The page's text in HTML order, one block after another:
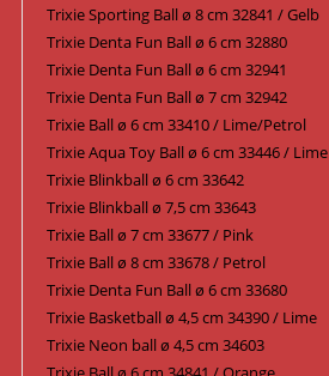
Trixie Sporting Ball ø 8 cm 32841 / Gelb
Trixie Denta Fun Ball ø 6 cm 32880
Trixie Denta Fun Ball ø 6 cm 32941
Trixie Denta Fun Ball ø 7 cm 32942
Trixie Ball ø 6 cm 33410 / Lime/Petrol
Trixie Aqua Toy Ball ø 6 cm 33446 / Lime
Trixie Blinkball ø 6 cm 33642
Trixie Blinkball ø 7,5 cm 33643
Trixie Ball ø 7 cm 33677 / Pink
Trixie Ball ø 8 cm 33678 / Petrol
Trixie Denta Fun Ball ø 6 cm 33680
Trixie Basketball ø 4,5 cm 34390 / Lime
Trixie Neon ball ø 4,5 cm 34603